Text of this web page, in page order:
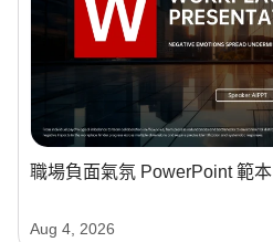
職場負面氣氛 PowerPoint 範本
Aug 4, 2026